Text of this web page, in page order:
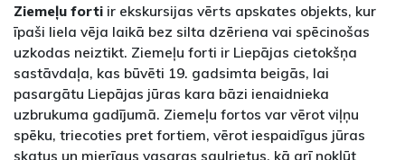
Ziemeļu forti ir ekskursijas vērts apskates objekts, kur
īpaši liela vēja laikā bez silta dzēriena vai spēcinošas
uzkodas neiztikt. Ziemeļu forti ir Liepājas cietokšņa
sastāvdaļa, kas būvēti 19. gadsimta beigās, lai
pasargātu Liepājas jūras kara bāzi ienaidnieka
uzbrukuma gadījumā. Ziemeļu fortos var vērot viļņu
spēku, triecoties pret fortiem, vērot iespaidīgus jūras
skatus un mierīgus vasaras saulrietus, kā arī nokļūt